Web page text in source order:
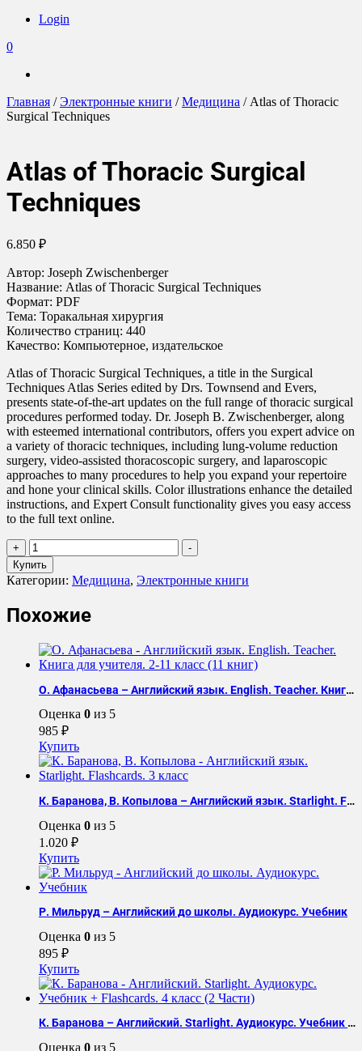
Login
0
Главная / Электронные книги /Медицина / Atlas of Thoracic
Surgical Techniques
Atlas of Thoracic Surgical
Techniques
6.850 ₽
Автор: Joseph Zwischenberger
Название: Atlas of Thoracic Surgical Techniques
Формат: PDF
Тема: Торакальная хирургия
Количество страниц: 440
Качество: Компьютерное, издательское
Atlas of Thoracic Surgical Techniques, a title in the Surgical
Techniques Atlas Series edited by Drs. Townsend and Evers,
presents state-of-the-art updates on the full range of thoracic surgical
procedures performed today. Dr. Joseph B. Zwischenberger, along
with esteemed international contributors, offers you expert advice on
a variety of thoracic techniques, including lung-volume reduction
surgery, video-assisted thoracoscopic surgery, and laparoscopic
approaches to many procedures to help you expand your repertoire
and hone your clinical skills. Color illustrations enhance the detailed
instructions, and Expert Consult functionality gives you easy access
to the full text online.
+
Количество
товара
Atlas
of
Surgical
-
Купить
Категории: Медицина, Электронные книги
Похожие
О. Афанасьева – Английский язык. English. Teacher. Книга для учителя. 2-11 класс (11 книг)
Оценка 0 из 5
985 ₽
Купить
К. Баранова, В. Копылова – Английский язык. Starlight. Flashcards. 3 класс
Оценка 0 из 5
1.020 ₽
Купить
Р. Мильруд – Английский до школы. Аудиокурс. Учебник
Оценка 0 из 5
895 ₽
Купить
К. Баранова – Английский. Starlight. Аудиокурс. Учебник + Flashcards. 4 класс (2 Части)
Оценка 0 из 5